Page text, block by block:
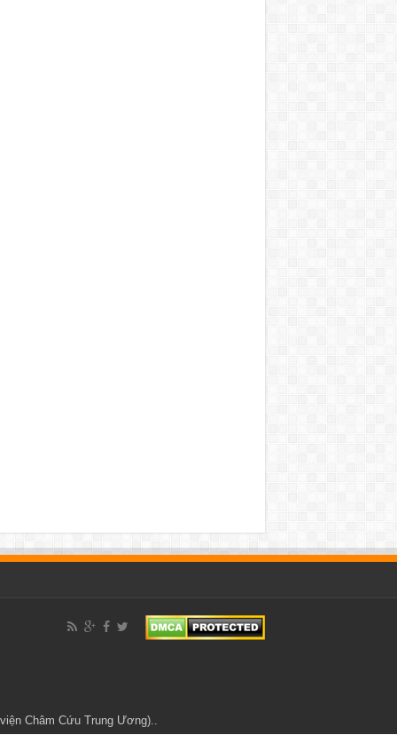
Châm Cứu Trung Ương)..